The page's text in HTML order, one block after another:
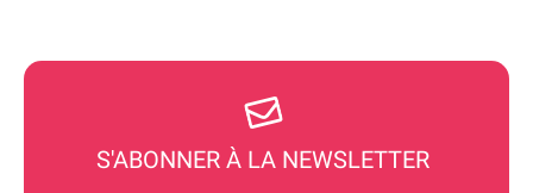
S'ABONNER À LA NEWSLETTER